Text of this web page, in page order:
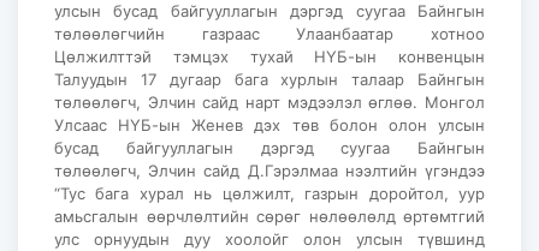
улсын бусад байгууллагын дэргэд суугаа Байнгын
төлөөлөгчийн газраас Улаанбаатар хотноо
Цөлжилттэй тэмцэх тухай НҮБ-ын конвенцын
Талуудын 17 дугаар бага хурлын талаар Байнгын
төлөөлөгч, Элчин сайд нарт мэдээлэл өглөө. Монгол
Улсаас НҮБ-ын Женев дэх төв болон олон улсын
бусад байгууллагын дэргэд суугаа Байнгын
төлөөлөгч, Элчин сайд Д.Гэрэлмаа нээлтийн үгэндээ
“Тус бага хурал нь цөлжилт, газрын доройтол, уур
амьсгалын өөрчлөлтийн сөрөг нөлөөлөлд өртөмтгий
улс орнуудын дуу хоолойг олон улсын түвшинд